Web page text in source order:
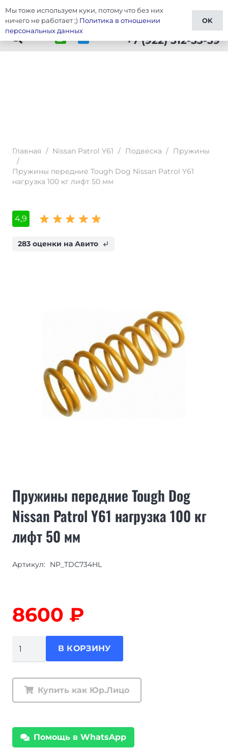
Тюнинг Patrol Y61
+7 (922) 512-53-59
Главная / Nissan Patrol Y61 / Подвеска / Пружины
/
Пружины передние Tough Dog Nissan Patrol Y61
нагрузка 100 кг лифт 50 мм
4,9
283 оценки на Авито subdirectory_arrow_left
Пружины передние Tough Dog
Nissan Patrol Y61 нагрузка 100 кг
лифт 50 мм
Артикул: NP_TDC734HL
8600 ₽
передние
Tough
Nissan
Patrol
В КОРЗИНУ
Купить как Юр.Лицо
Помощь в WhatsApp
Мы тоже используем куки, потому что без них
ничего не работает ;) Политика в отношении
персональных данных
OK